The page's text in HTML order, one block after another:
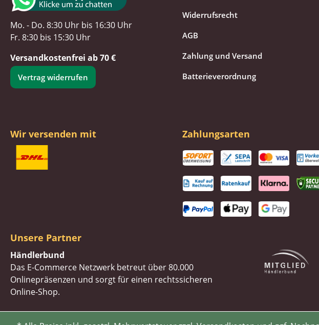
Mo. - Do. 8:30 Uhr bis 16:30 Uhr
Fr. 8:30 bis 15:30 Uhr
Versandkostenfrei ab 70 €
Vertrag widerrufen
Widerrufsrecht
AGB
Zahlung und Versand
Batterieverordnung
Wir versenden mit Zahlungsarten
Unsere Partner
Händlerbund
Das E-Commerce Netzwerk betreut über 80.000
Onlinepräsenzen und sorgt für einen rechtssicheren
Online-Shop.